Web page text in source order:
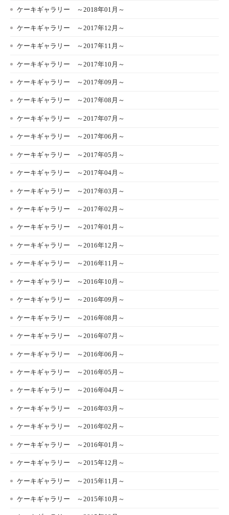
ケーキギャラリー ～2018年01月～
ケーキギャラリー ～2017年12月～
ケーキギャラリー ～2017年11月～
ケーキギャラリー ～2017年10月～
ケーキギャラリー ～2017年09月～
ケーキギャラリー ～2017年08月～
ケーキギャラリー ～2017年07月～
ケーキギャラリー ～2017年06月～
ケーキギャラリー ～2017年05月～
ケーキギャラリー ～2017年04月～
ケーキギャラリー ～2017年03月～
ケーキギャラリー ～2017年02月～
ケーキギャラリー ～2017年01月～
ケーキギャラリー ～2016年12月～
ケーキギャラリー ～2016年11月～
ケーキギャラリー ～2016年10月～
ケーキギャラリー ～2016年09月～
ケーキギャラリー ～2016年08月～
ケーキギャラリー ～2016年07月～
ケーキギャラリー ～2016年06月～
ケーキギャラリー ～2016年05月～
ケーキギャラリー ～2016年04月～
ケーキギャラリー ～2016年03月～
ケーキギャラリー ～2016年02月～
ケーキギャラリー ～2016年01月～
ケーキギャラリー ～2015年12月～
ケーキギャラリー ～2015年11月～
ケーキギャラリー ～2015年10月～